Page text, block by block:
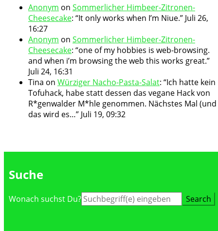
Anonym on Sommerlicher Himbeer-Zitronen-
Cheesecake: “It only works when I’m Niue.” Juli 26,
16:27
Anonym on Sommerlicher Himbeer-Zitronen-
Cheesecake: “one of my hobbies is web-browsing.
and when i’m browsing the web this works great.”
Juli 24, 16:31
Tina on Würziger Nacho-Pasta-Salat: “Ich hatte kein
Tofuhack, habe statt dessen das vegane Hack von
R*genwalder M*hle genommen. Nächstes Mal (und
das wird es…” Juli 19, 09:32
Suche
Suche
Wonach suchst Du?